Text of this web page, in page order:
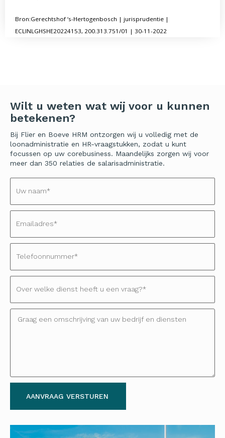
Bron:Gerechtshof ‘s-Hertogenbosch | jurisprudentie |
ECLINLGHSHE20224153, 200.313.751/01 | 30-11-2022
Wilt u weten wat wij voor u kunnen
betekenen?
Bij Flier en Boeve HRM ontzorgen wij u volledig met de
loonadministratie en HR-vraagstukken, zodat u kunt
focussen op uw corebusiness. Maandelijks zorgen wij voor
meer dan 350 relaties de salarisadministratie.
AANVRAAG VERSTUREN